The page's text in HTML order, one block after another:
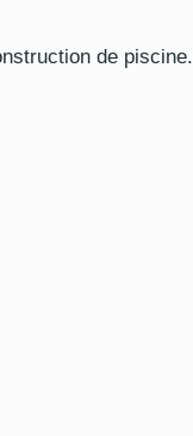
de piscine.